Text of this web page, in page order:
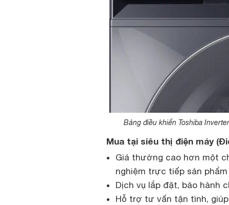
Bảng điều khiển Toshiba
Mua tại siêu thị điện máy
Giá thường cao hơn một
nghiệm trực tiếp sản
Dịch vụ lắp đặt, bảo hành
Hỗ trợ tư vấn tận tình,